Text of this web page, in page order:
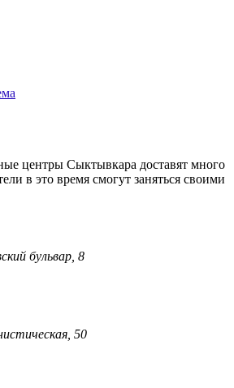
центры Сыктывкара доставят много
в это время смогут заняться своими
бульвар, 8
50